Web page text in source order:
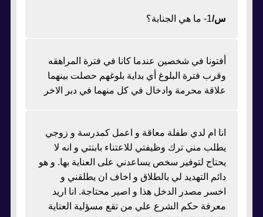
س/1- ما هي الجنابة؟
أفتونا في شخصين عندما كانا في فترة المراهقه
وقرب فترة البلوغ أي بداية بلوغهم حصلت بينهما
علاقة محرمة وادخال في كل منهما في دبر الاخر
انا ام لدي طفلة معاقة و اعمل كمدرسة و زوجي
يطلب مني ترك وظيفتي للاعتناء بابنتي و انه لا
يحتاج لتوفير سخص يساعدني على العناية بها. و هو
دائم التهديد لي بالطلاق و اخاف ان يطلقني و
اخسر مصدر الدخل هذا و اصير محتاجة. انا اريد
معرفة حكم الشرع علي من تقع مسؤلية العتاية